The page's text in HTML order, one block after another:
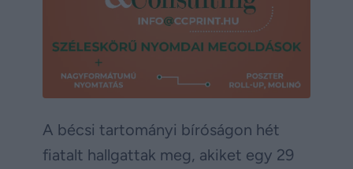
A bécsi tartományi bíróságon hét
fiatalt hallgattak meg, akiket egy 29